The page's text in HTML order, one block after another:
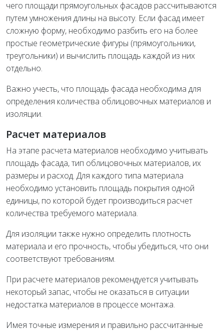
чего площади прямоугольных фасадов рассчитываются
путем умножения длины на высоту. Если фасад имеет
сложную форму, необходимо разбить его на более
простые геометрические фигуры (прямоугольники,
треугольники) и вычислить площадь каждой из них
отдельно.
Важно учесть, что площадь фасада необходима для
определения количества облицовочных материалов и
изоляции.
Расчет материалов
На этапе расчета материалов необходимо учитывать
площадь фасада, тип облицовочных материалов, их
размеры и расход. Для каждого типа материала
необходимо установить площадь покрытия одной
единицы, по которой будет производиться расчет
количества требуемого материала.
Для изоляции также нужно определить плотность
материала и его прочность, чтобы убедиться, что они
соответствуют требованиям.
При расчете материалов рекомендуется учитывать
некоторый запас, чтобы не оказаться в ситуации
недостатка материалов в процессе монтажа.
Имея точные измерения и правильно рассчитанные